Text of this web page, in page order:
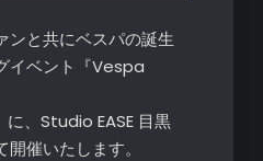
ンと共にベスパの誕生
イベント『Vespa
、Studio EASE 目黒
開催いたします。